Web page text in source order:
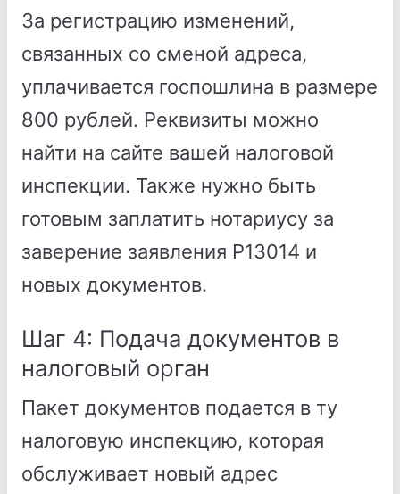
За регистрацию изменений,
связанных со сменой адреса,
уплачивается госпошлина в размере
800 рублей. Реквизиты можно
найти на сайте вашей налоговой
инспекции. Также нужно быть
готовым заплатить нотариусу за
заверение заявления Р13014 и
новых документов.
Шаг 4: Подача документов в
налоговый орган
Пакет документов подается в ту
налоговую инспекцию, которая
обслуживает новый адрес